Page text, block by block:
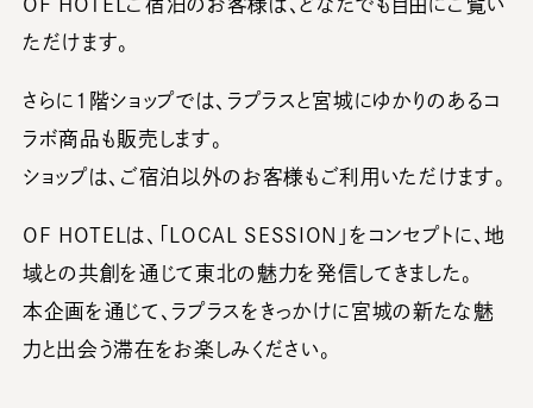
ただけます。
さらに1階ショップでは、ラプラスと宮城にゆかりのあるコ
ラボ商品も販売します。
ショップは、ご宿泊以外のお客様もご利用いただけます。
OF HOTELは、「LOCAL SESSION」をコンセプトに、地
域との共創を通じて東北の魅力を発信してきました。
本企画を通じて、ラプラスをきっかけに宮城の新たな魅
力と出会う滞在をお楽しみください。